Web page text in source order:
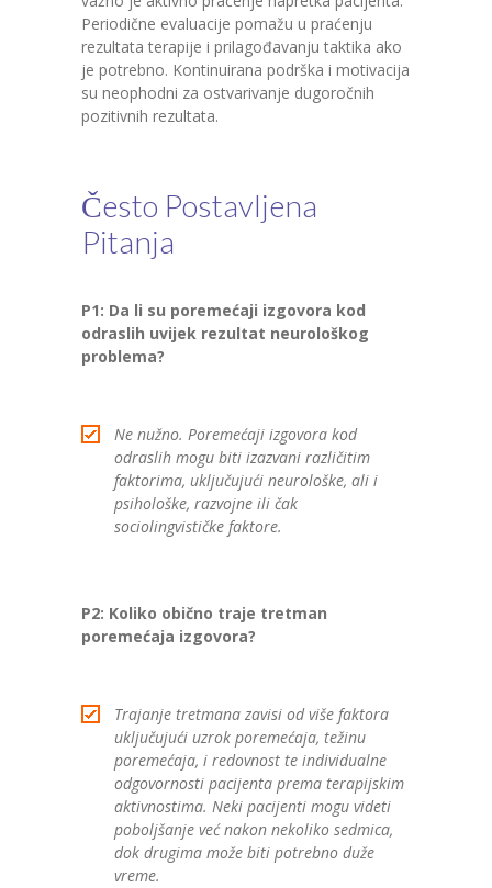
Periodične evaluacije pomažu u praćenju
rezultata terapije i prilagođavanju taktika ako
je potrebno. Kontinuirana podrška i motivacija
su neophodni za ostvarivanje dugoročnih
pozitivnih rezultata.
Često Postavljena
Pitanja
P1: Da li su poremećaji izgovora kod
odraslih uvijek rezultat neurološkog
problema?
Ne nužno. Poremećaji izgovora kod
odraslih mogu biti izazvani različitim
faktorima, uključujući neurološke, ali i
psihološke, razvojne ili čak
sociolingvističke faktore.
P2: Koliko obično traje tretman
poremećaja izgovora?
Trajanje tretmana zavisi od više faktora
uključujući uzrok poremećaja, težinu
poremećaja, i redovnost te individualne
odgovornosti pacijenta prema terapijskim
aktivnostima. Neki pacijenti mogu videti
poboljšanje već nakon nekoliko sedmica,
dok drugima može biti potrebno duže
vreme.